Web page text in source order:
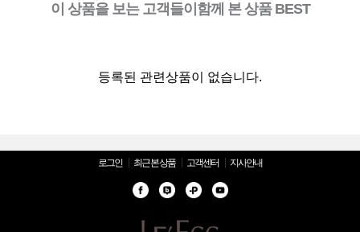
이 상품을 보는 고객들이함께 본 상품 BEST
등록된 관련상품이 없습니다.
로그인 최근 본 상품 고객센터 지사안내